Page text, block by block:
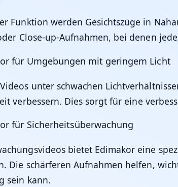
Funktion werden Gesichtszüge in
Close-up-Aufnahmen, bei denen
für Umgebungen mit geringem Licht
unter schwachen
verbessern. Dies sorgt für eine
für Sicherheitsüberwachung
bietet Edimakor eine
Die schärferen Aufnahmen helfen,
sein kann.